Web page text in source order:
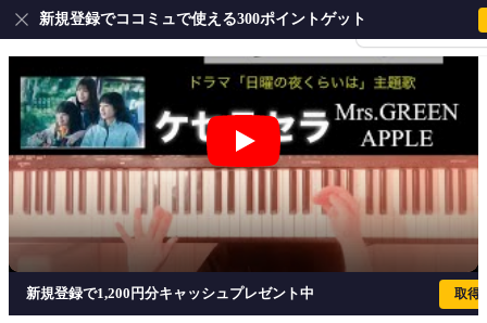
会員登録・ログイ
新規登録でココミュで使える300ポイントゲット
ケセラセラ - Mrs.GREEN APPLE
新規登録で1,200円分キャッシュプレゼント中 取得